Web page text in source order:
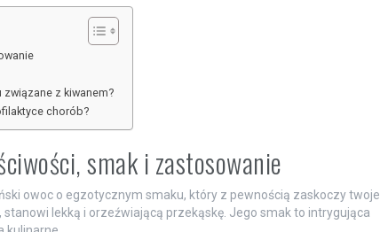
z kiwanem?
chorób?
smak i zastosowanie
owoc o egzotycznym smaku, który z pewnością zaskoczy twoje
stanowi lekką i orzeźwiającą przekąskę. Jego smak to intrygująca